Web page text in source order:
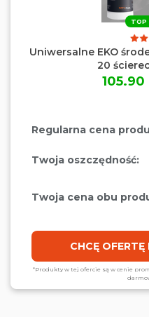
TOP
Uniwersalne EKO
20
105.90
Regularna cena
Twoja oszczędność:
Twoja cena obu
CHCĘ
*Produkty w tej ofercie są w cenie